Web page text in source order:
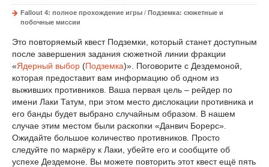
Fallout 4: полное прохождение игры / Подземка: сюжетные и
побочные миссии
Это повторяемый квест Подземки, который станет доступным
после завершения задания сюжетной линии фракции
«Ядерный выбор (Подземка)». Поговорите с Дездемоной,
которая предоставит вам информацию об одном из
выживших противников. Ваша первая цель – рейдер по
имени Лаки Татум, при этом место дислокации противника и
его банды будет выбрано случайным образом. В нашем
случае этим местом были раскопки «Данвич Борерс».
Ожидайте большое количество противников. Просто
следуйте по маркёру к Лаки, убейте его и сообщите об
успехе Дездемоне. Вы можете повторить этот квест ещё пять